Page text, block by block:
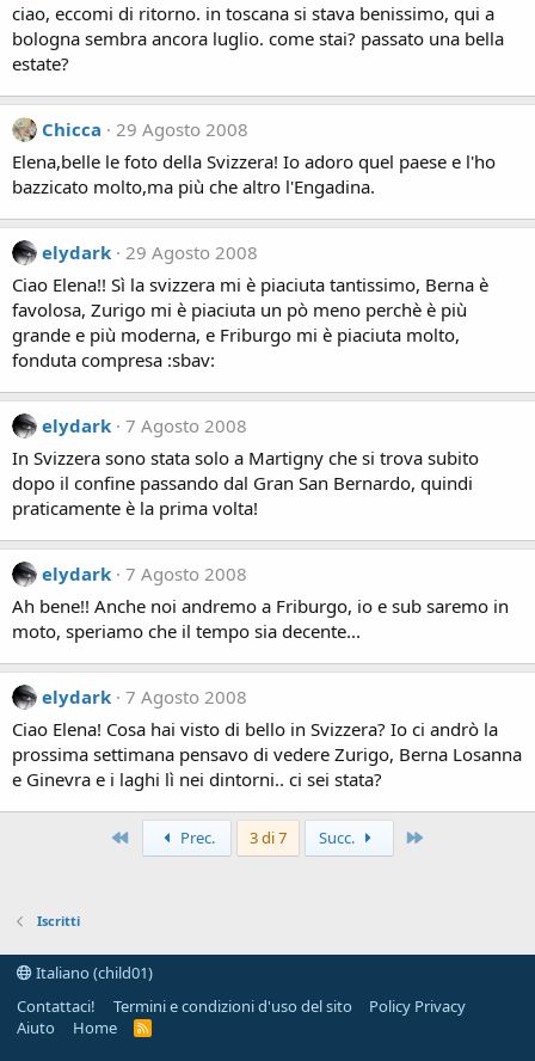
ciao, eccomi di ritorno. in toscana si stava benissimo, qui a
bologna sembra ancora luglio. come stai? passato una bella
estate?
Chicca
29 Agosto 2008
Elena,belle le foto della Svizzera! Io adoro quel paese e l'ho
bazzicato molto,ma più che altro l'Engadina.
elydark 29 Agosto 2008
Ciao Elena!! Sì la svizzera mi è piaciuta tantissimo, Berna è
favolosa, Zurigo mi è piaciuta un pò meno perchè è più
grande e più moderna, e Friburgo mi è piaciuta molto,
fonduta compresa :sbav:
elydark 7 Agosto 2008
In Svizzera sono stata solo a Martigny che si trova subito
dopo il confine passando dal Gran San Bernardo, quindi
praticamente è la prima volta!
elydark 7 Agosto 2008
Ah bene!! Anche noi andremo a Friburgo, io e sub saremo in
moto, speriamo che il tempo sia decente...
elydark 7 Agosto 2008
Ciao Elena! Cosa hai visto di bello in Svizzera? Io ci andrò la
prossima settimana pensavo di vedere Zurigo, Berna Losanna
e Ginevra e i laghi lì nei dintorni.. ci sei stata?
Primo Prec. 3 di 7 Succ.
Iscritti
Italiano (child01)
Contattaci!
Termini e condizioni d'uso del sito
Policy Privacy
Aiuto
Home
R